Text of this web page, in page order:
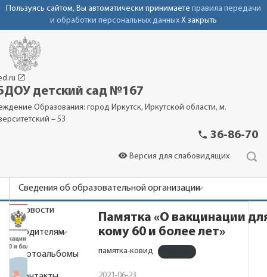
Пользуясь сайтом, Вы автоматически принимаете правила передачи
и обработки персональных данных X закрыть
launch
детский сад №167
Образования: город Иркутск, Иркутской области, м.
– 53
phone 36-86-70
visibility Версия для слабовидящих
Сведения об образовательной организации
Новости
Родителям
Фотоальбомы
Памятка «О вакцинации
кому 60 и более лет»
памятка-ковид